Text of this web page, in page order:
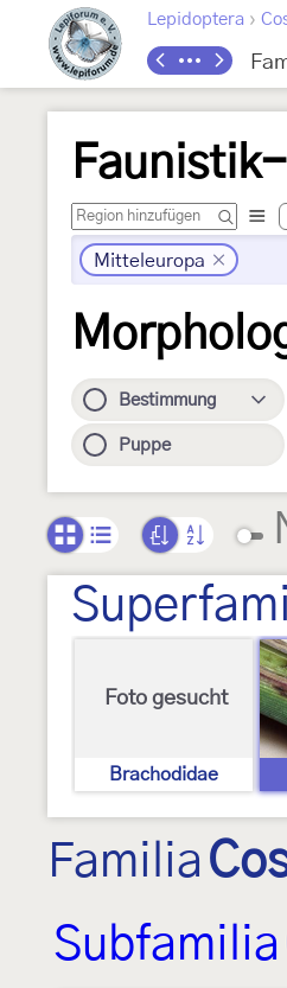
Lepidoptera ›
Mitteleuropa
Bestimmung
Puppe
Foto gesucht
Brachodidae
Familia
Subfamilia